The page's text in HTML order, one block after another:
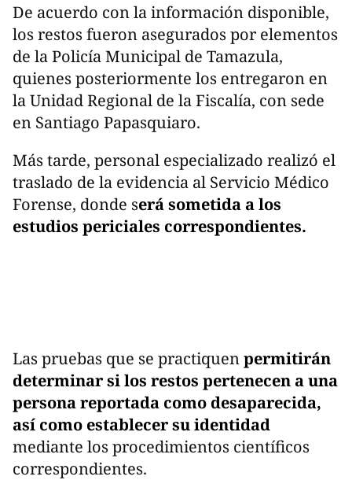
De acuerdo con la información disponible,
los restos fueron asegurados por elementos
de la Policía Municipal de Tamazula,
quienes posteriormente los entregaron en
la Unidad Regional de la Fiscalía, con sede
en Santiago Papasquiaro.
Más tarde, personal especializado realizó el
traslado de la evidencia al Servicio Médico
Forense, donde será sometida a los
estudios periciales correspondientes.
Las pruebas que se practiquenpermitirán
determinar si los restos pertenecen a una
persona reportada como desaparecida,
así como establecer su identidad
mediante los procedimientos científicos
correspondientes.